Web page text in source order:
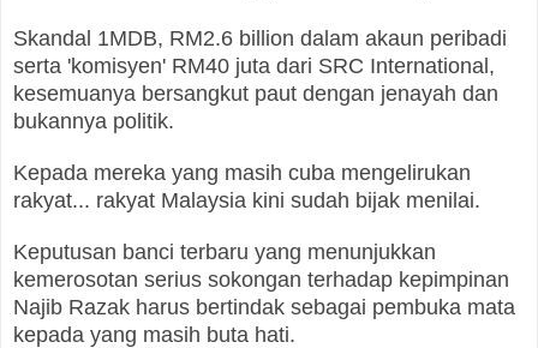
Skandal 1MDB, RM2.6 billion dalam akaun peribadi
serta 'komisyen' RM40 juta dari SRC International,
kesemuanya bersangkut paut dengan jenayah dan
bukannya politik.
Kepada mereka yang masih cuba mengelirukan
rakyat... rakyat Malaysia kini sudah bijak menilai.
Keputusan banci terbaru yang menunjukkan
kemerosotan serius sokongan terhadap kepimpinan
Najib Razak harus bertindak sebagai pembuka mata
kepada yang masih buta hati.